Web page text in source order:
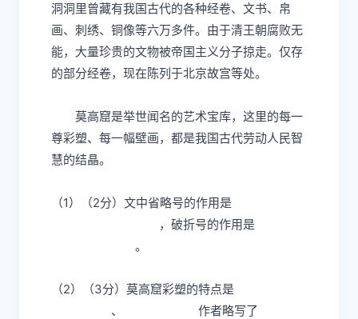
洞洞里曾藏有我国古代的各种经卷、文书、帛
画、刺绣、铜像等六万多件。由于清王朝腐败无
能，大量珍贵的文物被帝国主义分子掠走。仅存
的部分经卷，现在陈列于北京故宫等处。
莫高窟是举世闻名的艺术宝库，这里的每一
尊彩塑、每一幅壁画，都是我国古代劳动人民智
慧的结晶。
（1）（2分）文中省略号的作用是
，破折号的作用是
。
（2）（3分）莫高窟彩塑的特点是
、
作者略写了